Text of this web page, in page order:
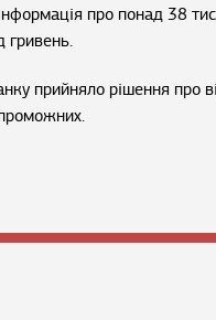
про понад 38
гривень.
прийняло рішення про